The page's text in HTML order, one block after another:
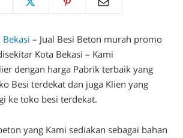
Bekasi – Jual Besi Beton murah promo
Kota Bekasi – Kami
dengan harga Pabrik terbaik yang
Besi terdekat dan juga Klien yang
ke toko besi terdekat.
yang Kami sediakan sebagai bahan